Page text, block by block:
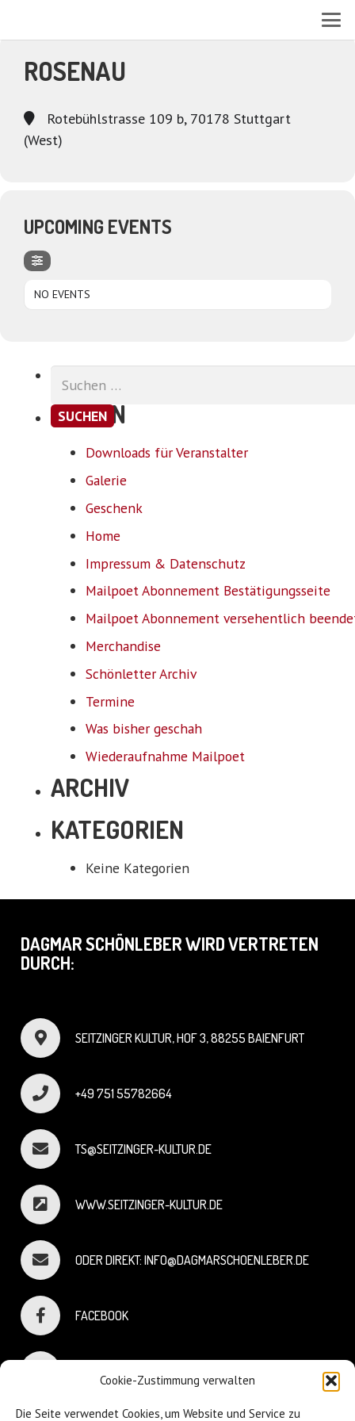
Cookie-Zustimmung verwalten
Die Seite verwendet Cookies, um Website und Service zu
ROSENAU
Rotebühlstrasse 109 b, 70178 Stuttgart
(West)
UPCOMING EVENTS
NO EVENTS
nach:
SEITEN
Downloads für Veranstalter
Galerie
Geschenk
Home
Impressum & Datenschutz
Mailpoet Abonnement Bestätigungsseite
Mailpoet Abonnement versehentlich
Merchandise
Schönletter Archiv
Termine
Was bisher geschah
Wiederaufnahme Mailpoet
ARCHIV
KATEGORIEN
Keine Kategorien
DAGMAR SCHÖNLEBER WIRD VERTRETEN
DURCH:
SEITZINGER KULTUR, HOF 3, 88255 BAIENFURT
+49 751 55782664
TS@SEITZINGER-KULTUR.DE
WWW.SEITZINGER-KULTUR.DE
ODER DIREKT: INFO@DAGMARSCHOENLEBER.DE
FACEBOOK